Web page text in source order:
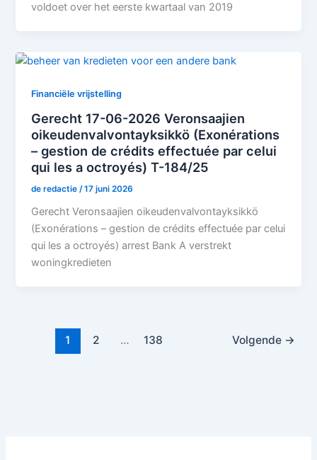
voldoet over het eerste kwartaal van 2019
Financiële vrijstelling
Gerecht 17-06-2026 Veronsaajien
oikeudenvalvontayksikkö (Exonérations
– gestion de crédits effectuée par celui
qui les a octroyés) T-184/25
de redactie /17 juni 2026
Gerecht Veronsaajien oikeudenvalvontayksikkö
(Exonérations – gestion de crédits effectuée par celui
qui les a octroyés) arrest Bank A verstrekt
woningkredieten
1 2 … 138 Volgende →